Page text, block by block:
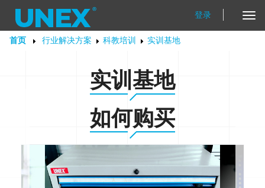
登录
首页 行业解决方案 科教培训 实训基地
实训基地
如何购买